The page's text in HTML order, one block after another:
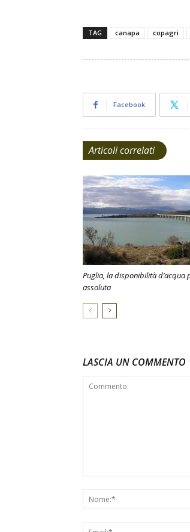
TAG canapa copagri
Facebook
Articoli correlati
Puglia, la disponibilità d’acqua
assoluta
LASCIA UN COMMENTO